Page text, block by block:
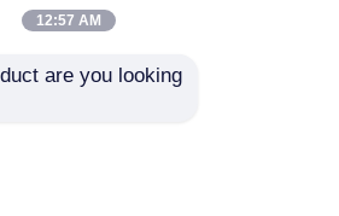
China Fabriek.Copyright
12:57 AM
are you looking